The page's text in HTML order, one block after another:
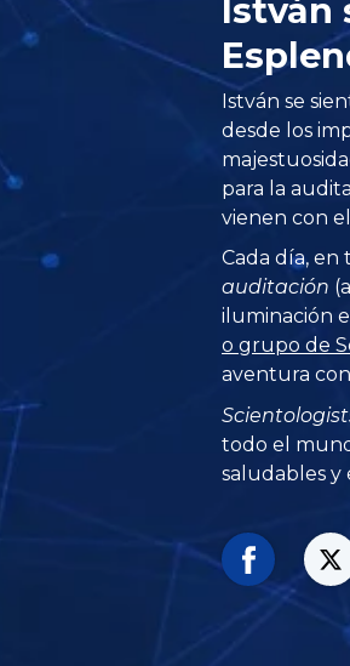
István
István se
desde los
para la
vienen con
Cada día,
auditación
iluminación
o grupo de
aventura
todo el
saludables y